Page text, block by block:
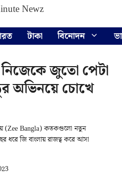
টাকা বিনোদন
নিজেকে জুতো পেটা
অভিনয়ে চোখে
(Zee Bangla) কতকগুলো নতুন
ধরে জি বাংলায় রাজত্ব করে আসা